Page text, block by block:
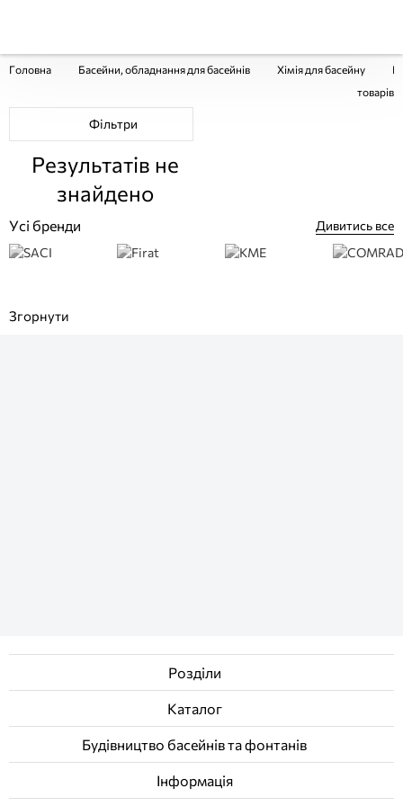
Головна Басейни, обладнання для басейнів Хімія для басейну
товарів
Фільтри
Результатів не
знайдено
Усі бренди Дивитись все
Розділи
Каталог
Будівництво басейнів та фонтанів
Інформація